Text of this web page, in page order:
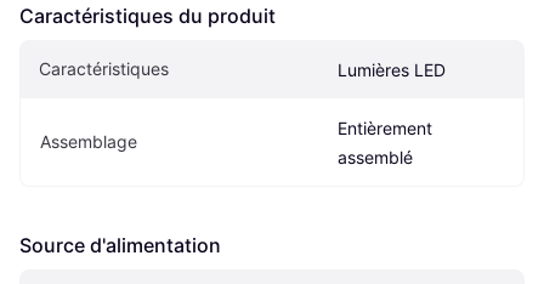
Caractéristiques du produit
Caractéristiques Lumières LED
Assemblage
Entièrement
assemblé
Source d'alimentation